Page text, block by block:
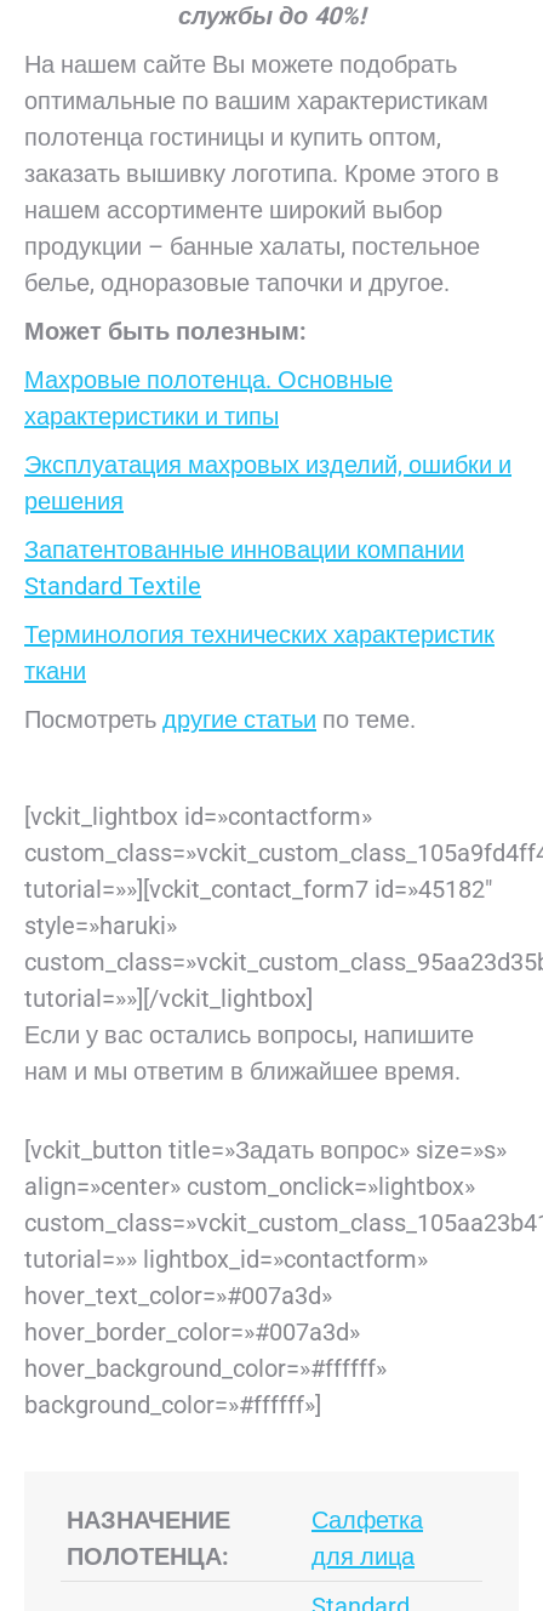
службы до 40%!
На нашем сайте Вы можете подобрать
оптимальные по вашим характеристикам
полотенца гостиницы и купить оптом,
заказать вышивку логотипа. Кроме этого в
нашем ассортименте широкий выбор
продукции – банные халаты, постельное
белье, одноразовые тапочки и другое.
Может быть полезным:
Махровые полотенца. Основные
характеристики и типы
Эксплуатация махровых изделий, ошибки и
решения
Запатентованные инновации компании
Standard Textile
Терминология технических характеристик
ткани
Посмотреть другие статьи по теме.
[vckit_lightbox id=»contactform»
tutorial=»»][vckit_contact_form7 id=»45182″
style=»haruki»
tutorial=»»][/vckit_lightbox]
Если у вас остались вопросы, напишите
нам и мы ответим в ближайшее время.
[vckit_button title=»Задать вопрос» size=»s»
align=»center» custom_onclick=»lightbox»
tutorial=»» lightbox_id=»contactform»
hover_text_color=»#007a3d»
hover_border_color=»#007a3d»
hover_background_color=»#ffffff»
background_color=»#ffffff»]
НАЗНАЧЕНИЕ
ПОЛОТЕНЦА:
Салфетка
для лица